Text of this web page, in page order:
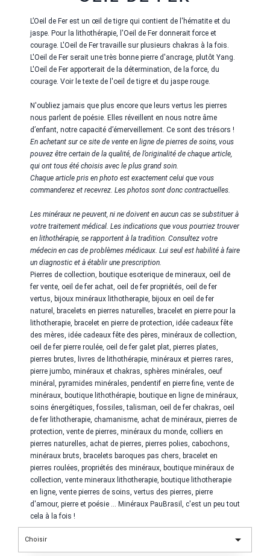
L’Oeil de Fer est un œil de tigre qui contient de l'hématite et du
jaspe. Pour la lithothérapie, l'Oeil de Fer donnerait force et
courage. L'Oeil de Fer travaille sur plusieurs chakras à la fois.
L'Oeil de Fer serait une très bonne pierre d'ancrage, plutôt Yang.
L'Oeil de Fer apporterait de la détermination, de la force, du
courage. Voir le texte de l'oeil de tigre et du jaspe rouge.
N'oubliez jamais que plus encore que leurs vertus les pierres
nous parlent de poésie. Elles réveillent en nous notre âme
d’enfant, notre capacité d’émerveillement. Ce sont des trésors !
En achetant sur ce site de vente en ligne de pierres de soins, vous
pouvez être certain de la qualité, de l’originalité de chaque article,
qui ont tous été choisis avec le plus grand soin.
Chaque article pris en photo est exactement celui que vous
commanderez et recevrez. Les photos sont donc contractuelles.
Les minéraux ne peuvent, ni ne doivent en aucun cas se substituer à
votre traitement médical. Les indications que vous pourriez trouver
en lithothérapie, se rapportent à la tradition. Consultez votre
médecin en cas de problèmes médicaux. Lui seul est habilité à faire
un diagnostic et à établir une prescription.
Pierres de collection, boutique esoterique de mineraux, oeil de
fer vente, oeil de fer achat, oeil de fer propriétés, oeil de fer
vertus, bijoux minéraux lithotherapie, bijoux en oeil de fer
naturel, bracelets en pierres naturelles, bracelet en pierre pour la
lithotherapie, bracelet en pierre de protection, idée cadeaux fête
des mères, idée cadeaux fête des pères, minéraux de collection,
oeil de fer pierre roulée, oeil de fer galet plat, pierres plates,
pierres brutes, livres de lithothérapie, minéraux et pierres rares,
pierre jumbo, minéraux et chakras, sphères minérales, oeuf
minéral, pyramides minérales, pendentif en pierre fine, vente de
minéraux, boutique lithothérapie, boutique en ligne de minéraux,
soins énergétiques, fossiles, talisman, oeil de fer chakras, oeil
de fer lithotherapie, chamanisme, achat de minéraux, pierres de
protection, vente de pierres, minéraux du monde, colliers en
pierres naturelles, achat de pierres, pierres polies, cabochons,
minéraux bruts, bracelets baroques pas chers, bracelet en
pierres roulées, propriétés des minéraux, boutique minéraux de
collection, vente mineraux lithotherapie, boutique lithotherapie
en ligne, vente pierres de soins, vertus des pierres, pierre
d'amour, pierre et poésie ... Minéraux PauBrasil, c'est un peu tout
cela à la fois !
Choisir 